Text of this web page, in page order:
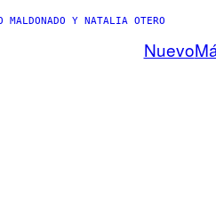
MALDONADO Y NATALIA OTERO
Nuevo